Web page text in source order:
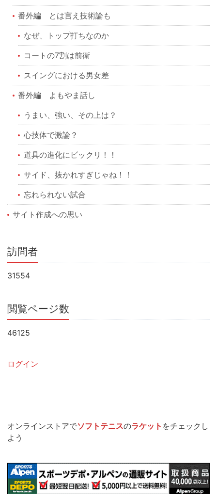
番外編 とは言え技術論も
なぜ、トップ打ちなのか
コートの7割は前衛
スイングにおける男女差
番外編 よもやま話し
うまい、強い、その上は？
心技体で激論？
道具の進化にビックリ！！
サイド、抜かれすぎじゃね！！
忘れられない試合
サイト作成への思い
訪問者
31554
閲覧ページ数
46125
ログイン
オンラインストアでソフトテニスのラケット をチェックし
よう